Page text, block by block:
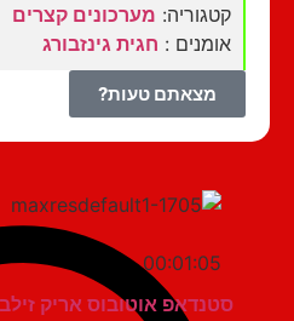
קטגוריה:מערכונים קצרים
אומנים :חגית גינזבורג
מצאתם טעות?
00:01:05
סטנדאפ אוטובוס אריק זילברמן